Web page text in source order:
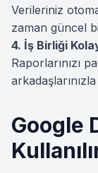
Verileriniz
zaman güncel
4. İş Birliği
Raporlarınızı
Google